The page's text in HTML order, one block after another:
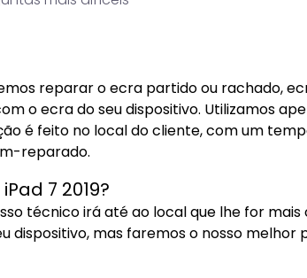
reparar o ecra partido ou rachado,
o ecra do seu dispositivo. Utilizamos
é feito no local do cliente, com um
reparado.
7 2019?
técnico irá até ao local que lhe for
mas faremos o nosso melhor